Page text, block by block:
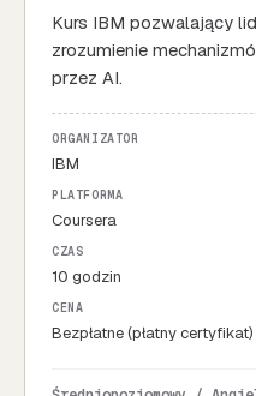
Kurs IBM pozwalający
zrozumienie
przez AI.
ORGANIZATOR
IBM
PLATFORMA
Coursera
CZAS
10 godzin
CENA
Bezpłatne (płatny certyfikat)